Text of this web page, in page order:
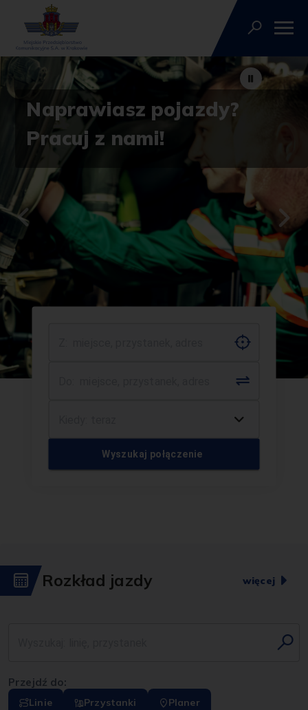
Strona główna
Wyszukaj połączenie
Naprawiasz pojazdy?
Pracuj z nami!
Rozkład jazdy więcej
Przejdź do:
Linie Przystanki Planer